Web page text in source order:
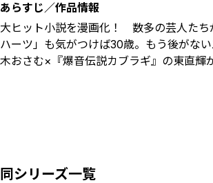
あらすじ／作品情報
大ヒット小説を漫画化！ 数多の芸人たち
ハーツ」も気がつけば30歳。もう後がな
木おさむ×『爆音伝説カブラギ』の東直輝
同シリーズ一覧